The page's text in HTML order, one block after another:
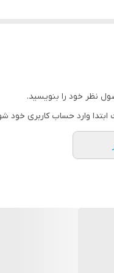
و کرم
نظر خود را بنویسید.
ابتدا وارد حساب کاربری خود